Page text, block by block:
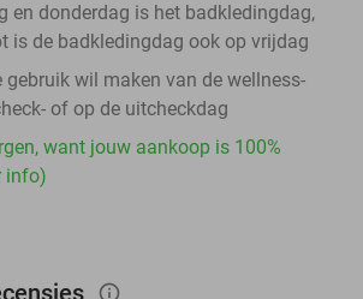
en donderdag is het badkledingdag,
is de badkledingdag ook op vrijdag
wil maken van de wellness-
of op de uitcheckdag
want jouw aankoop is 100%
info)
info_outlined